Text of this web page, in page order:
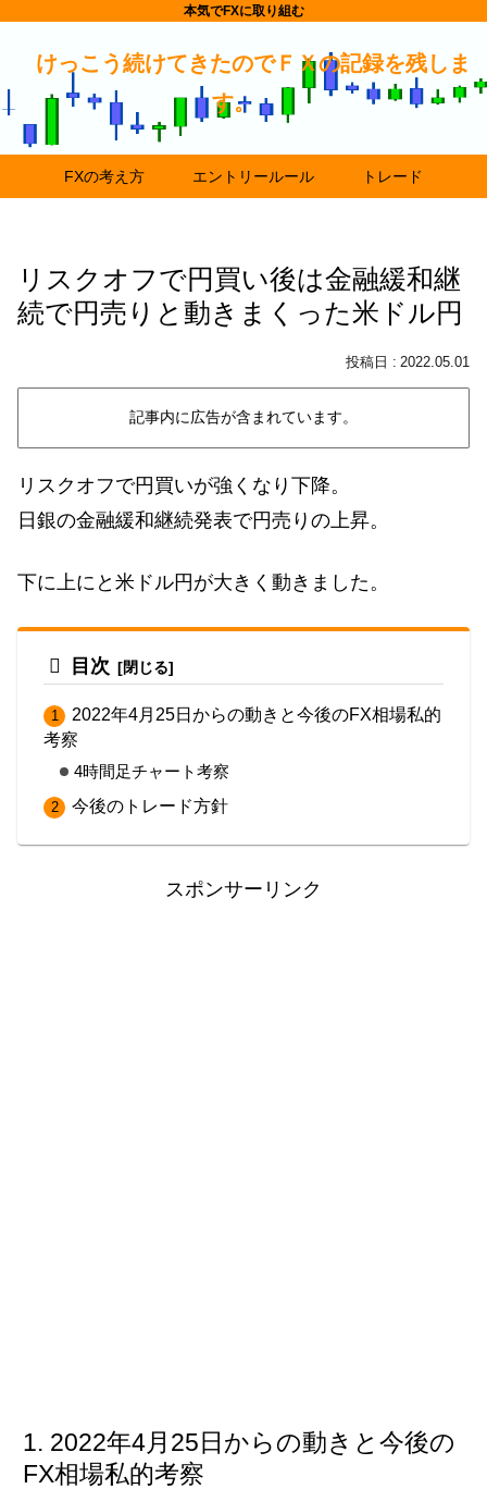
本気でFXに取り組む
けっこう続けてきたのでＦＸの記録を残しま
す。
FXの考え方 エントリールール トレード
リスクオフで円買い後は金融緩和継
続で円売りと動きまくった米ドル円
2022.05.01
記事内に広告が含まれています。
リスクオフで円買いが強くなり下降。
日銀の金融緩和継続発表で円売りの上昇。
下に上にと米ドル円が大きく動きました。
目次
2022年4月25日からの動きと今後のFX相場私的
考察
4時間足チャート考察
今後のトレード方針
スポンサーリンク
2022年4月25日からの動きと今後の
FX相場私的考察